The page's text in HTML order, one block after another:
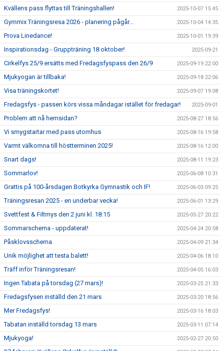
Kvällens pass flyttas till Träningshallen! 2025-10-07 15:45
Gymmix Träningsresa 2026 - planering pågår... 2025-10-04 14:35
Prova Linedance! 2025-10-01 19:39
Inspirationsdag - Gruppträning 18 oktober! 2025-09-21
Cirkelfys 25/9 ersätts med Fredagsfyspass den 26/9 2025-09-19 22:00
Mjukyogan är tillbaka! 2025-09-18 22:06
Visa träningskortet! 2025-09-07 19:08
Fredagsfys - passen körs vissa måndagar istället för fredagar! 2025-09-01
Problem att nå hemsidan? 2025-08-27 18:56
Vi smygstartar med pass utomhus 2025-08-16 19:58
Varmt välkomna till höstterminen 2025! 2025-08-16 12:00
Snart dags! 2025-08-11 19:23
Sommarlov! 2025-06-08 10:31
Grattis på 100-årsdagen Botkyrka Gymnastik och IF! 2025-06-03 09:25
Träningsresan 2025 - en underbar vecka! 2025-06-01 13:29
Svettfest & Filtmys den 2 juni kl. 18:15 2025-05-27 20:22
Sommarschema - uppdaterat! 2025-04-24 20:58
Påsklovsschema 2025-04-09 21:34
Unik möjlighet att testa balett! 2025-04-06 18:10
Träff inför Träningsresan! 2025-04-05 16:03
Ingen Tabata på torsdag (27 mars)! 2025-03-25 21:33
Fredagsfysen inställd den 21 mars 2025-03-20 18:56
Mer Fredagsfys! 2025-03-16 18:03
Tabatan inställd torsdag 13 mars 2025-03-11 07:14
Mjukyoga! 2025-02-27 20:50